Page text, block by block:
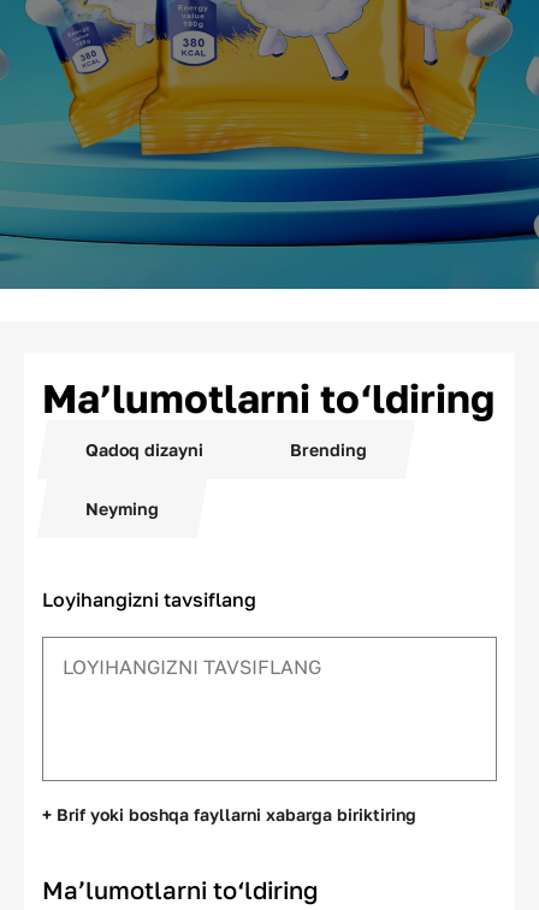
Ma’lumotlarni to‘ldiring
Qadoq dizayni Brending
Neyming
Loyihangizni tavsiflang
+ Brif yoki boshqa fayllarni xabarga biriktiring
Ma’lumotlarni to‘ldiring